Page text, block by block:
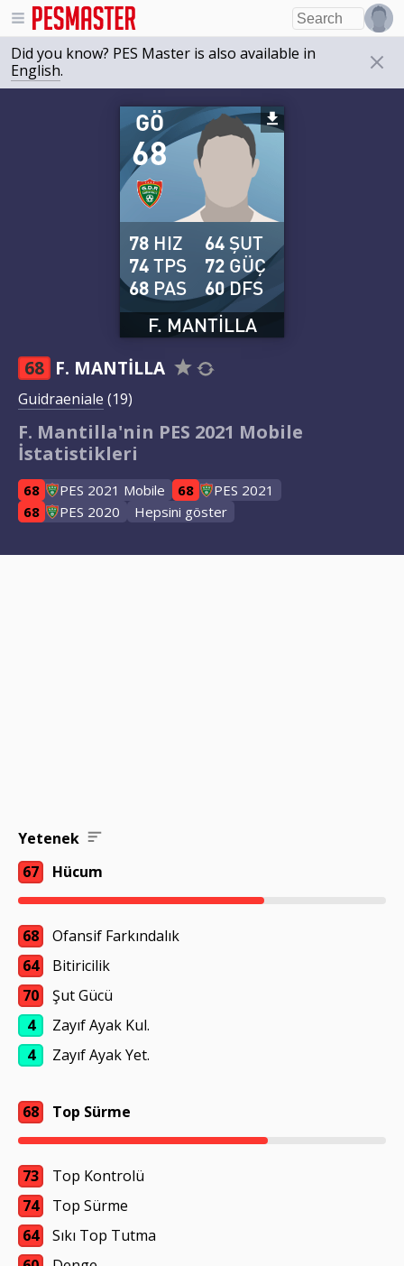
Did you know? PES Master is also available in
English.
68
GÖ
F. MANTILLA
78 HIZ
74TPS
68 PAS
64 ŞUT
72 GÜÇ
60DFS
68 F. MANTILLA
Guidraeniale (19)
F. Mantilla'nin PES 2021 Mobile
İstatistikleri
68 PES 2021 Mobile 68
PES 2021
68
PES 2020 Hepsini göster
Yetenek
67
Hücum
68
Ofansif Farkındalık
64
Bitiricilik
70
Şut Gücü
4
Zayıf Ayak Kul.
4
Zayıf Ayak Yet.
68 Top Sürme
73
Top Kontrolü
74
Top Sürme
64
Sıkı Top Tutma